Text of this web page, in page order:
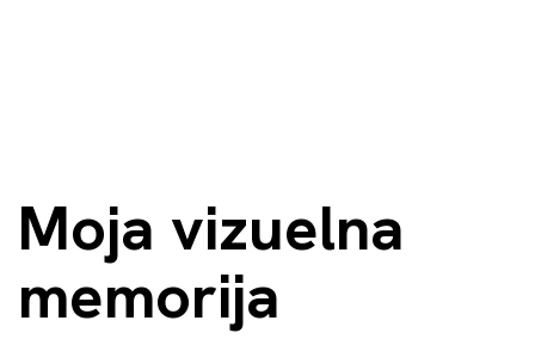
Moja vizuelna
memorija